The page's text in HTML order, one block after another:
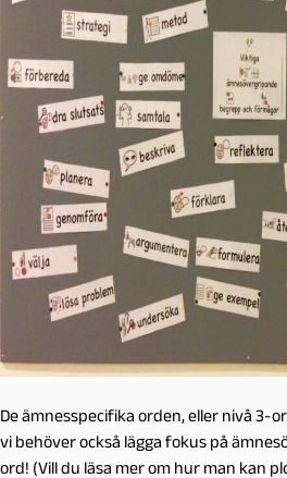
De ämnesspecifika orden, eller nivå 3-
vi behöver också lägga fokus på
ord! (Vill du läsa mer om hur man kan